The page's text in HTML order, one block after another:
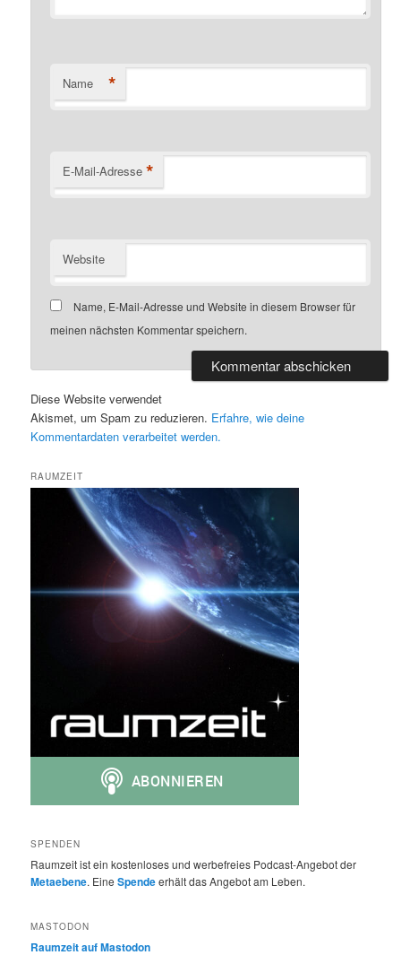
Name *
E-Mail-Adresse *
Website
Name, E-Mail-Adresse und Website in diesem Browser für
meinen nächsten Kommentar speichern.
Diese Website verwendet
Akismet, um Spam zu reduzieren. Erfahre, wie deine
Kommentardaten verarbeitet werden.
RAUMZEIT
SPENDEN
Raumzeit ist ein kostenloses und werbefreies Podcast-Angebot der
Metaebene. EineSpendeerhält das Angebot am Leben.
MASTODON
Raumzeit auf Mastodon